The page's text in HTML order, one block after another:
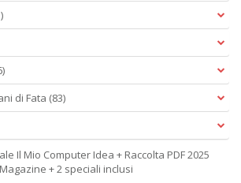
di Fata (83)
Il Mio Computer Idea + Raccolta PDF 2025
+ 2 speciali inclusi